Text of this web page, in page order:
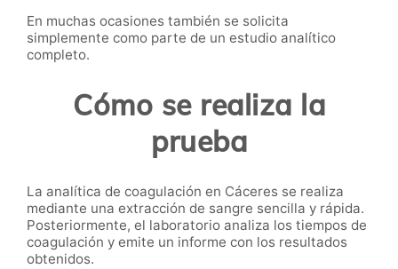
En muchas ocasiones también se solicita
simplemente como parte de un estudio analítico
completo.
Cómo se realiza la
prueba
La analítica de coagulación en Cáceres se realiza
mediante una extracción de sangre sencilla y rápida.
Posteriormente, el laboratorio analiza los tiempos de
coagulación y emite un informe con los resultados
obtenidos.